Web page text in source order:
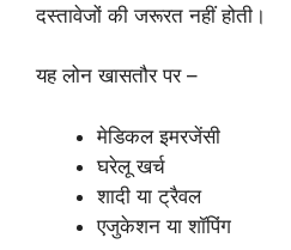
दस्तावेजों की जरूरत नहीं होती।
यह लोन खासतौर पर –
मेडिकल इमरजेंसी
घरेलू खर्च
शादी या ट्रैवल
एजुकेशन या शॉपिंग